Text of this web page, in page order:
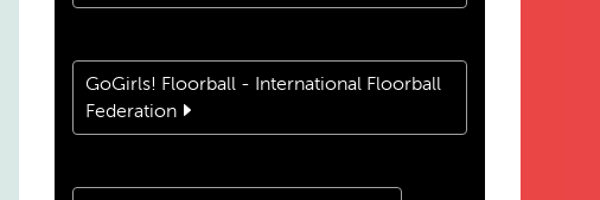
GoGirls! Floorball - International Floorball
Federation